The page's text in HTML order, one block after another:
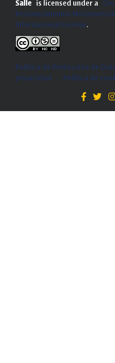
Salle is licensed under a
Reconocimiento-
Internacional License.
Política de Protección de
privacidad
- Política de